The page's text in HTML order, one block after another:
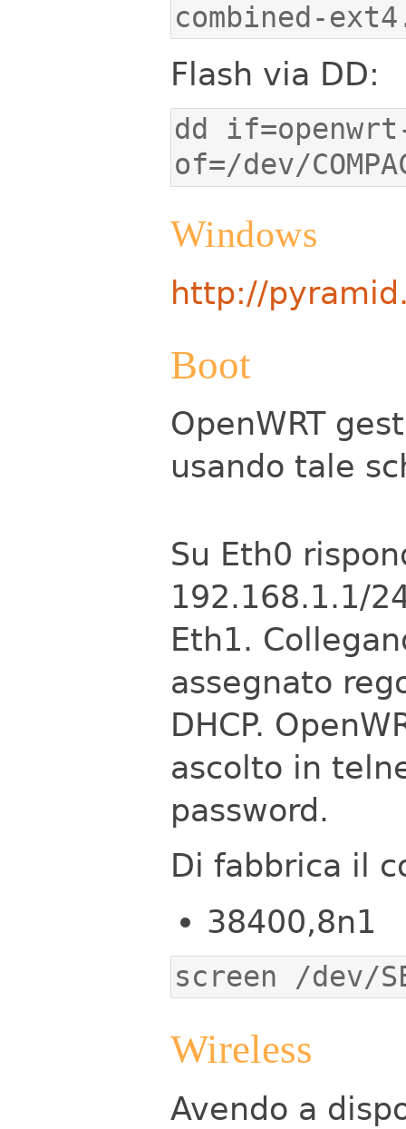
combined-
Flash via DD:
dd
of=/dev/
Windows
http://
Boot
OpenWRT
usando tale
Su Eth0
192.168.1.1/
Eth1.
assegnato
DHCP.
ascolto in
password.
Di fabbrica il
38400,8n1
screen /dev/
Wireless
Avendo a